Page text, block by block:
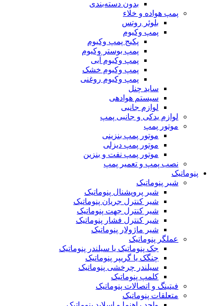
بدون دسته‌بندی
پمپ هواده و خلاء
بلوئر روتس
پمپ وکیوم
پکیج پمپ وکیوم
پمپ بوستر وکیوم
پمپ وکیوم آبی
پمپ وکیوم خشک
پمپ وکیوم روغنی
ساید چنل
سیستم هوادهی
لوازم جانبی
لوازم یدکی و جانبی پمپ
موتور پمپ
موتور پمپ بنزینی
موتور پمپ دیزلی
موتور پمپ نفت و بنزین
نصب پمپ و تعمیر پمپ
پنوماتیک
شیر پنوماتیک
شیر پروپشنال پنوماتیک
شیر کنترل جریان پنوماتیک
شیر کنترل جهت پنوماتیک
شیر کنترل فشار پنوماتیک
شیر ماژولار پنوماتیک
عملگر پنوماتیک
جک پنوماتیک یا سیلندر پنوماتیک
چنگک یا گریپر پنوماتیک
سیلندر چرخشی پنوماتیک
کلمپ پنوماتیک
فیتینگ و اتصالات پنوماتیک
متعلقات پنوماتیک